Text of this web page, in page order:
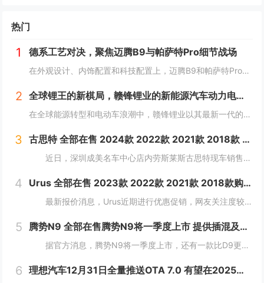
热门
1 德系工艺对决，聚焦迈腾B9与帕萨特Pro细节战场
在外观设计、内饰配置和科技配置上，迈腾B9和帕萨特Pro都有着一定的拥趸。作为B级车产品，两款车紧贴消费者需求，在同级别车型中都是性能翘楚。那么，该怎么选择呢？本文将对以上方面进行详细对比，为车友们提供选择建议。 风...
2 全球锂王的新棋局，赣锋锂业的新能源汽车动力电池革命
在全球能源转型和电动车浪潮中，赣锋锂业以其最新一代的动力电池产品——锋行电池，为市场带来了革新性的技术突破。这款高性能电芯不仅在能量密度、成组效率等关键性能指标上超越了行业标准，而且在安全性和环境适应性方面也设立了新的行业标杆。...
3 古思特 全部在售 2024款 2022款 2021款 2018款 2016款 2015款深圳成美名车中心劳斯莱斯古思特限时优惠 目前503万元起售
近日，深圳成美名车中心店内劳斯莱斯古思特现车销售，颜色可选，感兴趣的朋友可以到店咨询购买，详情见下表：...
4 Urus 全部在售 2023款 2022款 2021款 2018款购Urus享5.4万优惠 欢迎到店试驾
最新报价消息，Urus近期进行优惠促销，网友关注度较高，对Urus这款车型有兴趣的网友，可参考以下报价：...
5 腾势N9 全部在售腾势N9将一季度上市 提供插混及纯电版
据官方消息，腾势N9将一季度上市，还有一款比D9更大更强MPV将推出。新车定位大型旗舰SUV，将搭载易三方。 &nb...
6 理想汽车12月31日全量推送OTA 7.0 有望在2025年实现L3级自动驾驶